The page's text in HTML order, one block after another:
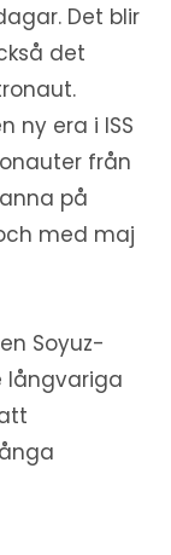
Det blir
det
ny era i ISS
från
på
med maj
Soyuz-
långvariga